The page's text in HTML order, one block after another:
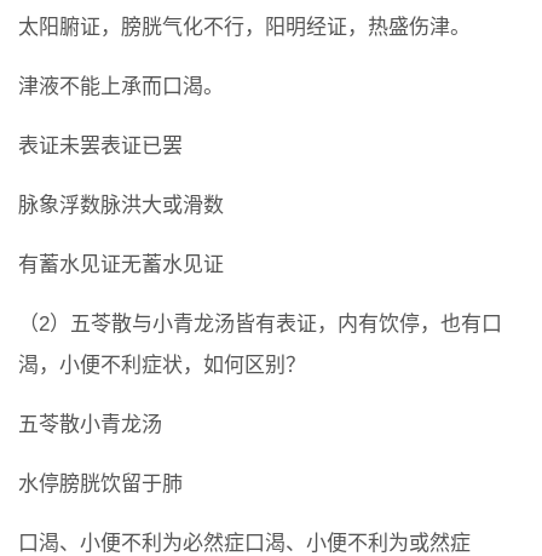
太阳腑证，膀胱气化不行，阳明经证，热盛伤津。
津液不能上承而口渴。
表证未罢表证已罢
脉象浮数脉洪大或滑数
有蓄水见证无蓄水见证
（2）五苓散与小青龙汤皆有表证，内有饮停，也有口
渴，小便不利症状，如何区别？
五苓散小青龙汤
水停膀胱饮留于肺
口渴、小便不利为必然症口渴、小便不利为或然症